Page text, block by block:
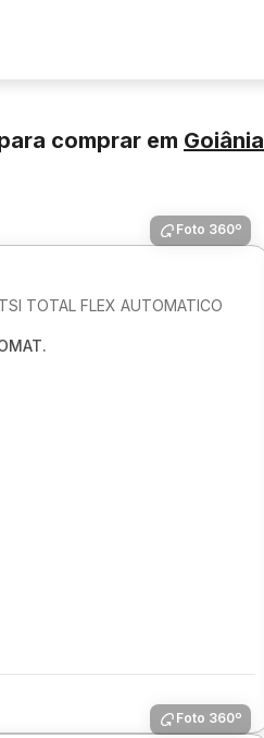
comprar em Goiânia
Foto 360º
TOTAL FLEX AUTOMATICO
Foto 360º